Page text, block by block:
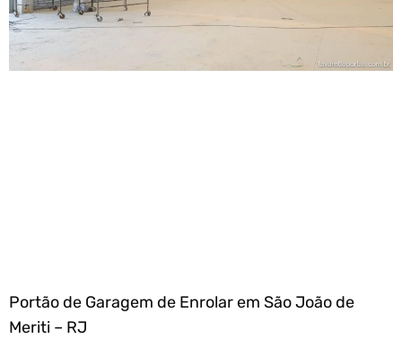
Portão de Garagem de Enrolar em São João de
Meriti – RJ